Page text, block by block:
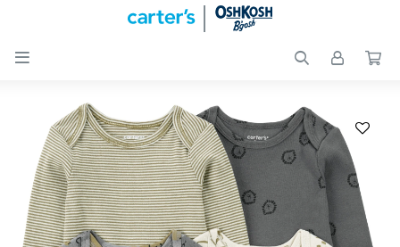

Nuevos
Recién
nacidos
Bebés
Peques